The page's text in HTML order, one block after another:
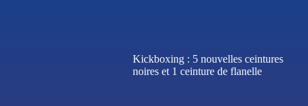
Kickboxing : 5 nouvelles ceintures
noires et 1 ceinture de flanelle